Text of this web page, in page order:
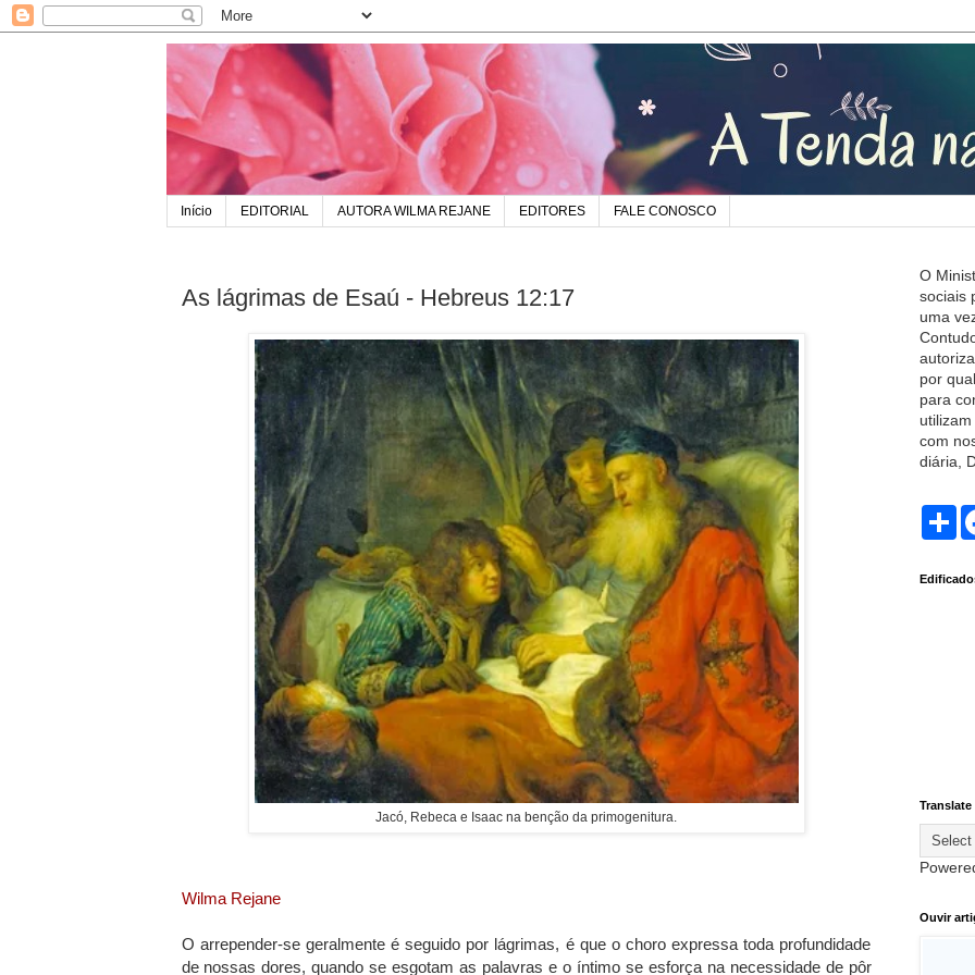
Início EDITORIAL AUTORA WILMA REJANE EDITORES FALE CONOSCO
As lágrimas de Esaú - Hebreus 12:17
Jacó, Rebeca e Isaac na benção da primogenitura.
Wilma Rejane
O arrepender-se geralmente é seguido por lágrimas, é que o choro expressa toda profundidade
de nossas dores, quando se esgotam as palavras e o íntimo se esforça na necessidade de pôr
O
sociais
uma
por
para
com
diária,
S
e
Translate
Ouvir